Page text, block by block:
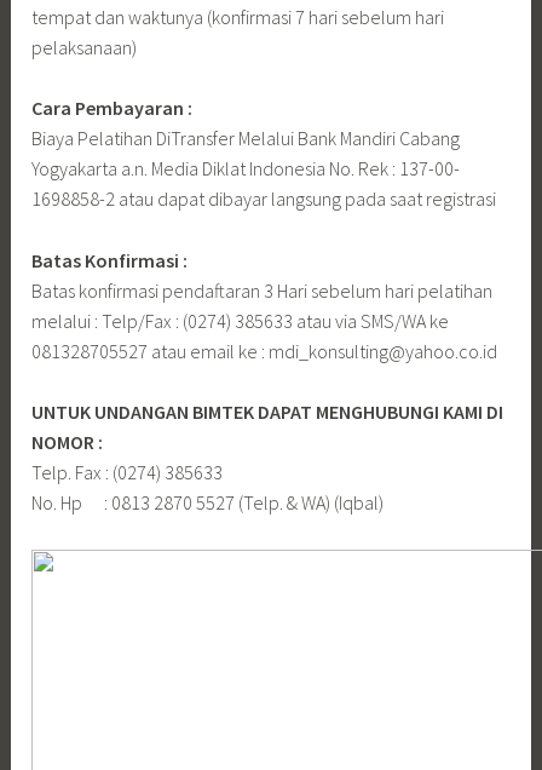
tempat dan waktunya (konfirmasi 7 hari sebelum hari
pelaksanaan)
Cara Pembayaran :
Biaya Pelatihan DiTransfer Melalui Bank Mandiri Cabang
Yogyakarta a.n. Media Diklat Indonesia No. Rek : 137-00-
1698858-2 atau dapat dibayar langsung pada saat registrasi
Batas Konfirmasi :
Batas konfirmasi pendaftaran 3 Hari sebelum hari pelatihan
melalui : Telp/Fax : (0274) 385633 atau via SMS/WA ke
081328705527 atau email ke : mdi_konsulting@yahoo.co.id
UNTUK UNDANGAN BIMTEK DAPAT MENGHUBUNGI KAMI DI
NOMOR :
Telp. Fax : (0274) 385633
No. Hp : 0813 2870 5527 (Telp. & WA) (Iqbal)